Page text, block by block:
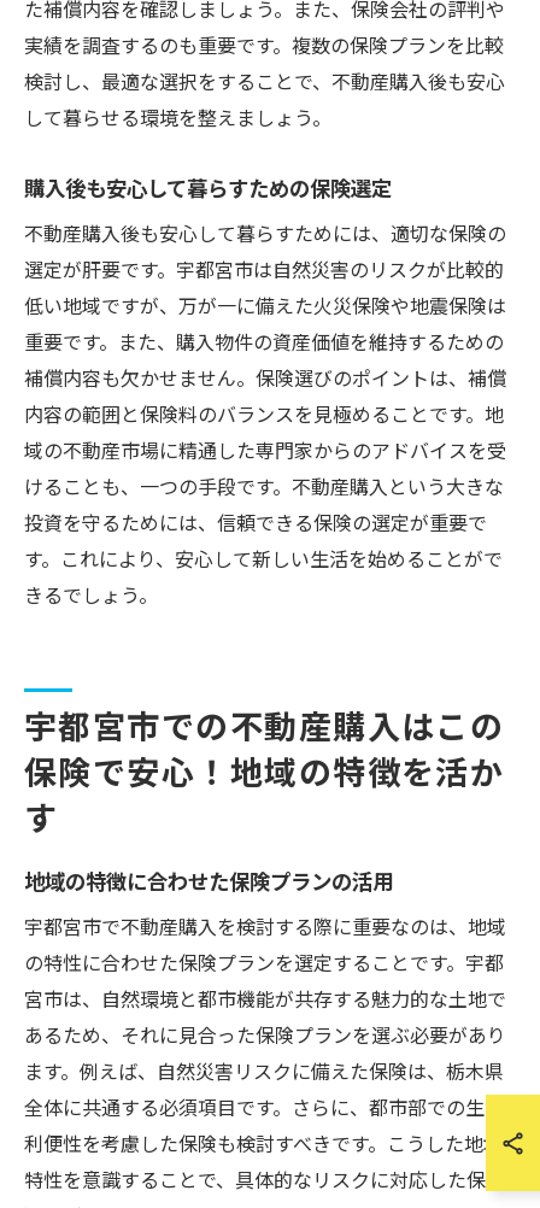
た補償内容を確認しましょう。また、保険会社の評判や
実績を調査するのも重要です。複数の保険プランを比較
検討し、最適な選択をすることで、不動産購入後も安心
して暮らせる環境を整えましょう。
購入後も安心して暮らすための保険選定
不動産購入後も安心して暮らすためには、適切な保険の
選定が肝要です。宇都宮市は自然災害のリスクが比較的
低い地域ですが、万が一に備えた火災保険や地震保険は
重要です。また、購入物件の資産価値を維持するための
補償内容も欠かせません。保険選びのポイントは、補償
内容の範囲と保険料のバランスを見極めることです。地
域の不動産市場に精通した専門家からのアドバイスを受
けることも、一つの手段です。不動産購入という大きな
投資を守るためには、信頼できる保険の選定が重要で
す。これにより、安心して新しい生活を始めることがで
きるでしょう。
宇都宮市での不動産購入はこの
保険で安心！地域の特徴を活か
す
地域の特徴に合わせた保険プランの活用
宇都宮市で不動産購入を検討する際に重要なのは、地域
の特性に合わせた保険プランを選定することです。宇都
宮市は、自然環境と都市機能が共存する魅力的な土地で
あるため、それに見合った保険プランを選ぶ必要があり
ます。例えば、自然災害リスクに備えた保険は、栃木県
全体に共通する必須項目です。さらに、都市部での生活
利便性を考慮した保険も検討すべきです。こうした地域
特性を意識することで、具体的なリスクに対応した保険